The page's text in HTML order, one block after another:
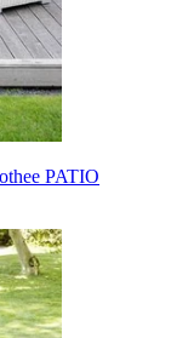
PATIO